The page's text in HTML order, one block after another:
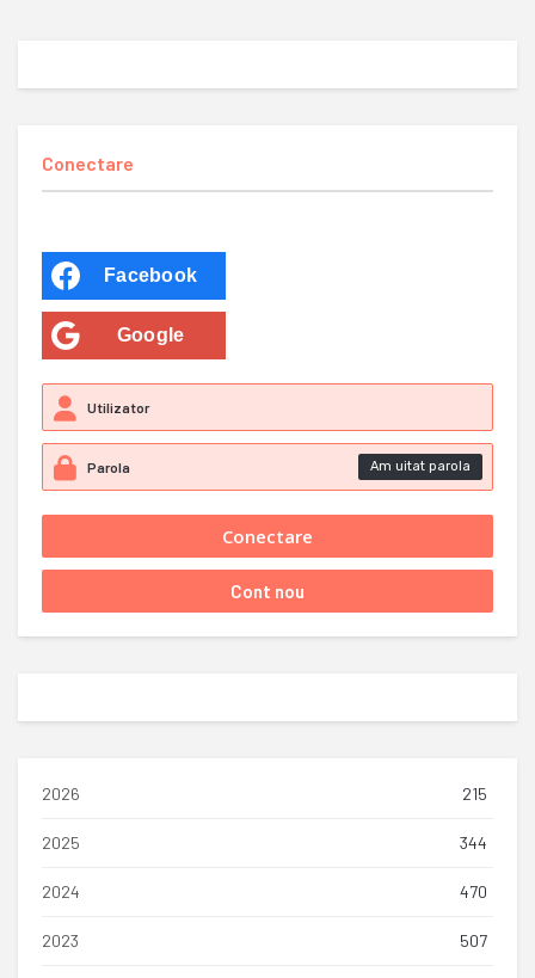
Conectare
Facebook
Google
Am uitat parola
2026 215
2025 344
2024 470
2023 507